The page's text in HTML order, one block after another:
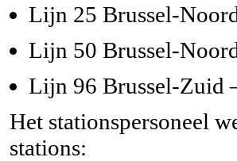
Lijn 25 Brussel-
Lijn 50 Brussel-
Lijn 96 Brussel-Zuid
Het stationspersoneel
stations: